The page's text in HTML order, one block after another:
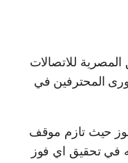
للاتصالات
المحترفين في
حيث تازم موقف
في تحقيق اي فوز